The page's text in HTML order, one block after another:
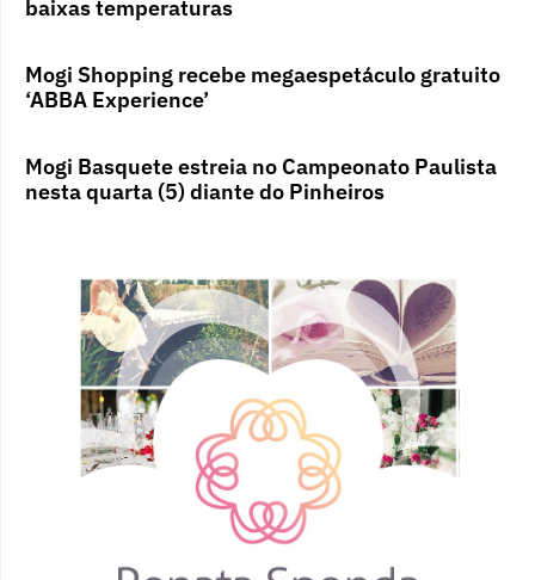
baixas temperaturas
Mogi Shopping recebe megaespetáculo gratuito
‘ABBA Experience’
Mogi Basquete estreia no Campeonato Paulista
nesta quarta (5) diante do Pinheiros